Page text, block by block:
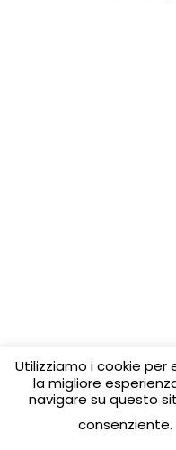
Utilizziamo i cookie per
la migliore
navigare su questo
consenziente.